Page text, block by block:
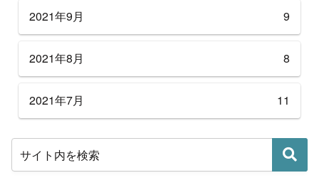
2021年9月 9
2021年8月 8
2021年7月 11